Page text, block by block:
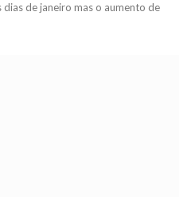
de janeiro mas o aumento de